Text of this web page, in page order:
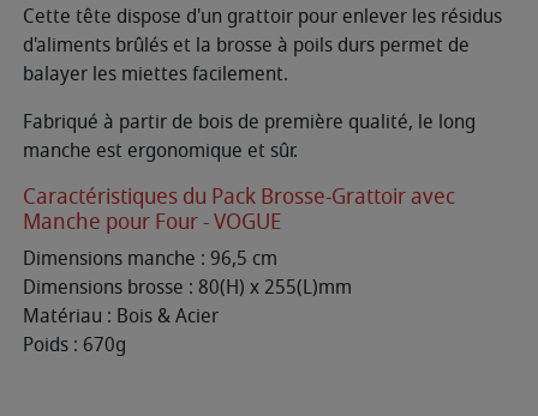
Cette tête dispose d'un grattoir pour enlever les résidus
d'aliments brûlés et la brosse à poils durs permet de
balayer les miettes facilement.
Fabriqué à partir de bois de première qualité, le long
manche est ergonomique et sûr.
Caractéristiques du Pack Brosse-Grattoir avec
Manche pour Four - VOGUE
Dimensions manche : 96,5 cm
Dimensions brosse : 80(H) x 255(L)mm
Matériau : Bois & Acier
Poids : 670g